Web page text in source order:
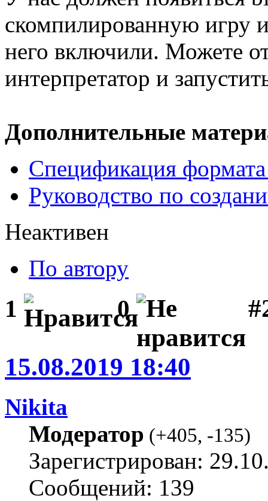
скомпилированную игру
него включили. Можете
интерпретатор и
Дополнительные
Спецификация
Руководство по
Неактивен
По автору
1 0
15.08.2019 18:40
Nikita
Модератор (+405, -135)
Зарегистрирован:
Сообщений: 139